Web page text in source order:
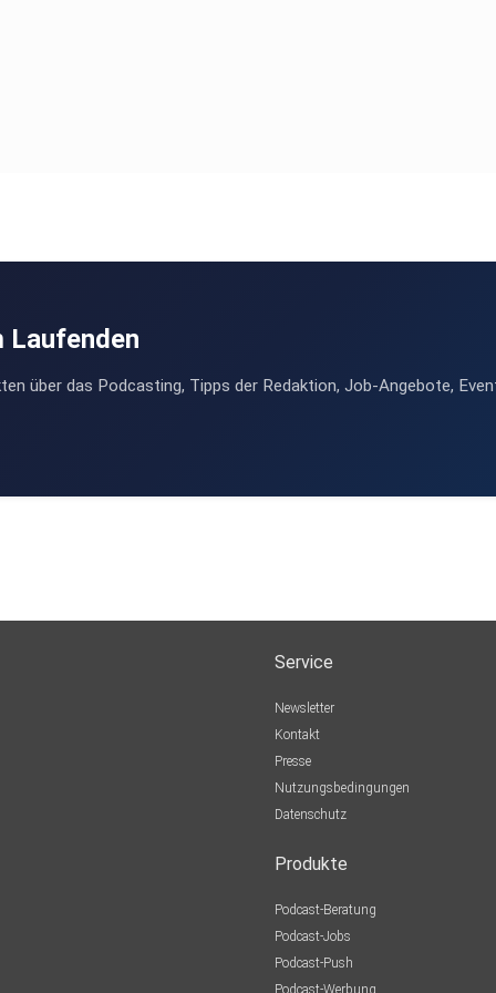
Laufenden
über das Podcasting, Tipps der Redaktion, Job-Angebote,
Service
Newsletter
Kontakt
Presse
Nutzungsbedingungen
Datenschutz
Produkte
Podcast-Beratung
Podcast-Jobs
Podcast-Push
Podcast-Werbung